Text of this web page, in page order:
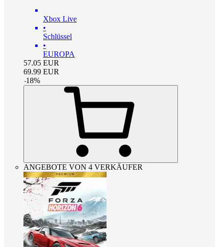
Xbox Live
•
Schlüssel
•
EUROPA
57.05 EUR
69.99 EUR
-18%
ANGEBOTE VON 4 VERKÄUFER